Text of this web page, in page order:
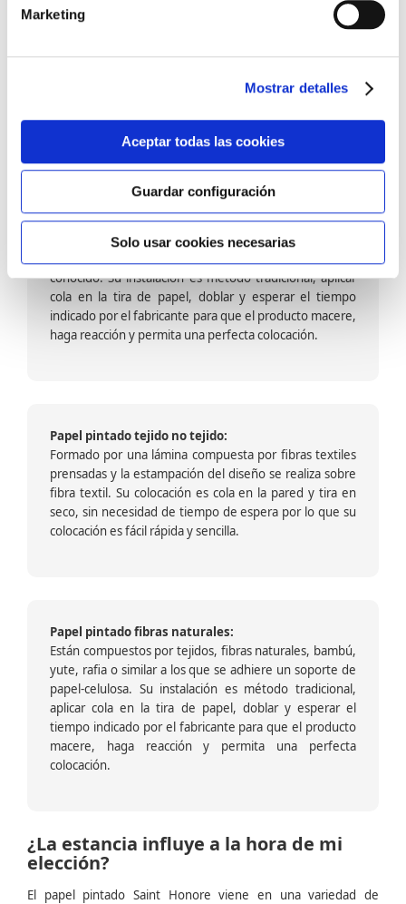
Marketing
Mostrar detalles
Aceptar todas las cookies
Guardar configuración
Solo usar cookies necesarias
barniz multiadherente en base agua. En zonas de
fuegos, se recomienda proteger con placas, silestone,
dado que el frotar en exceso dañaría el papel. Su
colocación es cola en la pared y tira en seco, sin
colocación es fácil rápida y sencilla.
Papel pintado calidad papel:
Formado por una capa de papel sobre un soporte de
conocido. Su instalación es método tradicional, aplicar
cola en la tira de papel, doblar y esperar el tiempo
indicado por el fabricante para que el producto macere,
haga reacción y permita una perfecta colocación.
Papel pintado tejido no tejido:
Formado por una lámina compuesta por fibras textiles
prensadas y la estampación del diseño se realiza sobre
fibra textil. Su colocación es cola en la pared y tira en
seco, sin necesidad de tiempo de espera por lo que su
colocación es fácil rápida y sencilla.
Papel pintado fibras naturales:
Están compuestos por tejidos, fibras naturales, bambú,
yute, rafia o similar a los que se adhiere un soporte de
papel-celulosa. Su instalación es método tradicional,
aplicar cola en la tira de papel, doblar y esperar el
tiempo indicado por el fabricante para que el producto
macere, haga reacción y permita una perfecta
colocación.
¿La estancia influye a la hora de mi
elección?
El papel pintado Saint Honore viene en una variedad de